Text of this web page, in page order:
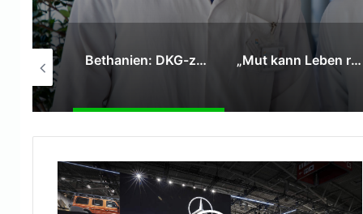
Bethanien: DKG-zertifiziertes überregionales Lungenkrebszentrum feiert 15-jähriges Bestehen „Mut kann Leben retten“- DRK Niederrhein bildet Mitarbeitende der Paradies GmbH in Erster Hilfe aus Krankenhaus Bethanien Moers setzt auf moderne Schulterchirurgie und die hohe Expertise von Chefarzt Dr. Andrei Visinescu